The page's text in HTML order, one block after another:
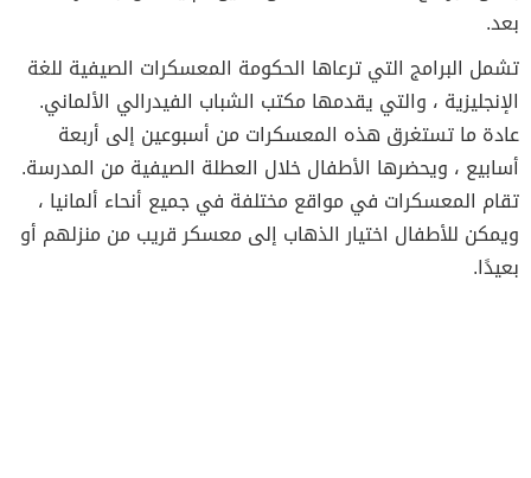
بعد.
تشمل البرامج التي ترعاها الحكومة المعسكرات الصيفية للغة
الإنجليزية ، والتي يقدمها مكتب الشباب الفيدرالي الألماني.
عادة ما تستغرق هذه المعسكرات من أسبوعين إلى أربعة
أسابيع ، ويحضرها الأطفال خلال العطلة الصيفية من المدرسة.
تقام المعسكرات في مواقع مختلفة في جميع أنحاء ألمانيا ،
ويمكن للأطفال اختيار الذهاب إلى معسكر قريب من منزلهم أو
بعيدًا.